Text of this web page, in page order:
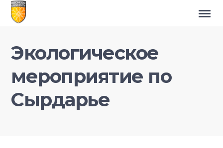
Экологическое
мероприятие по
Сырдарье